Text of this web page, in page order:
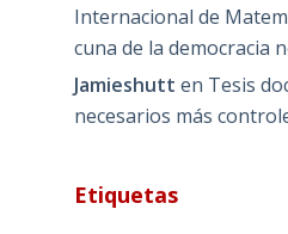
Internacional de
cuna de la democracia
Jamieshutt en Tesis
necesarios más
Etiquetas